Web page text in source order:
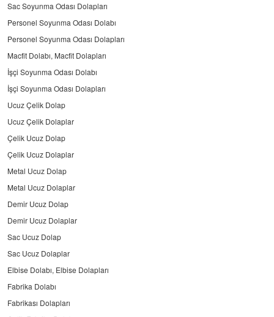
Sac Soyunma Odası Dolapları
Personel Soyunma Odası Dolabı
Personel Soyunma Odası Dolapları
Macfit Dolabı, Macfit Dolapları
İşçi Soyunma Odası Dolabı
İşçi Soyunma Odası Dolapları
Ucuz Çelik Dolap
Ucuz Çelik Dolaplar
Çelik Ucuz Dolap
Çelik Ucuz Dolaplar
Metal Ucuz Dolap
Metal Ucuz Dolaplar
Demir Ucuz Dolap
Demir Ucuz Dolaplar
Sac Ucuz Dolap
Sac Ucuz Dolaplar
Elbise Dolabı, Elbise Dolapları
Fabrika Dolabı
Fabrikası Dolapları